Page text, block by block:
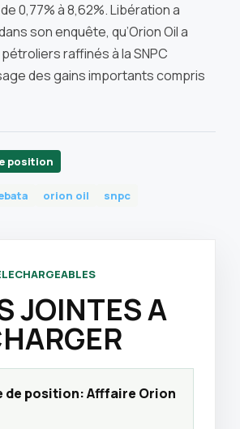
0,77% à 8,62%. Libération a
son enquête, qu’Orion Oil a
raffinés à la SNPC
des gains importants compris
position
orion oil snpc
JOINTES A
de position: Afffaire Orion